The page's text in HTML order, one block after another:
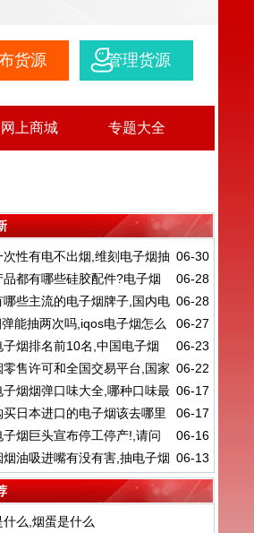
货源 管理货源
网上商城 专题大全
06-30
次性有电不出烟,维刻电子烟抽
烟
06-28
品都有哪些硅胶配件?电子烟
06-28
哪些主流的电子烟牌子,国内电
名前10名
06-27
能抽两次吗,iqos电子烟怎么
06-23
子烟排名前10名,中国电子烟
共有哪些?
06-22
零售许可和全国交易平台,国家
子烟交易平台里面的价格
06-17
子烟烟弹口味大全,哪种口味最
06-17
买日本进口的电子烟该去哪里
怎么购买
06-16
子烟巨头宣布停工停产!,请问
还能做吗?
06-13
烟油吸进嘴有没有害,抽电子烟
邦邦怎么办
什么,烟蛋是什么